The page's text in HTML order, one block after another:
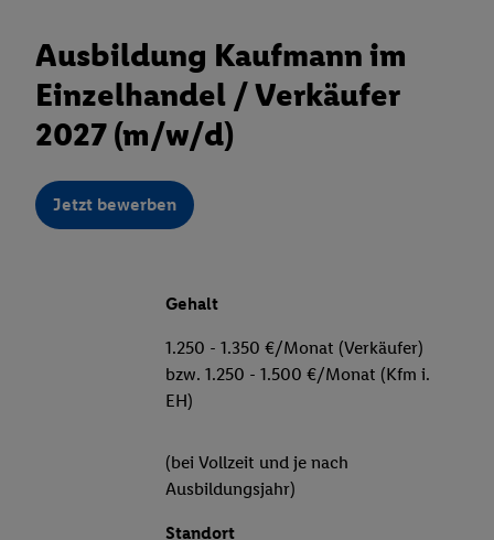
Ausbildung Kaufmann im
Einzelhandel / Verkäufer
2027 (m/w/d)
Jetzt bewerben
Gehalt
1.250 - 1.350 €/Monat (Verkäufer)
bzw. 1.250 - 1.500 €/Monat (Kfm i.
EH)
(bei Vollzeit und je nach
Ausbildungsjahr)
Standort